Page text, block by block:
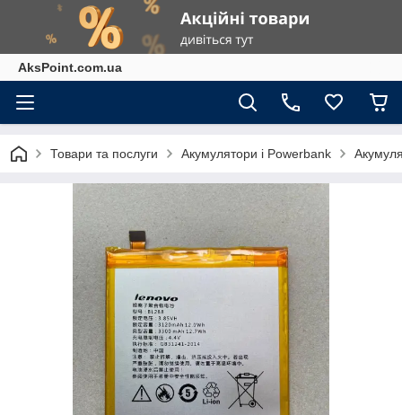
AksPoint.com.ua
Товари та послуги Акумулятори і Powerbank